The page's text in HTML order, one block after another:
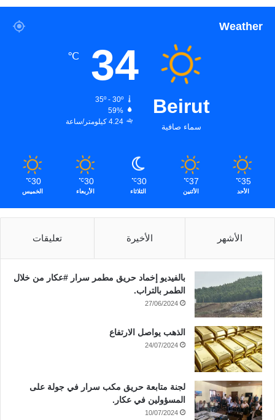
Weather
Beirut
سماء صافية
34
℃
35º - 30º
59%
4.24 كيلومتر/ساعة
35
℃
الأحد
37
℃
الأثنين
30
℃
الثلاثاء
30
℃
الأربعاء
30
℃
الخميس
الأشهر الأخيرة تعليقات
بالفيديو إخماد حريق مطمر سرار #عكار من خلال
الطمر بالتراب.
27/06/2024
الذهب يواصل الارتفاع
24/07/2024
لجنة متابعة حريق مكب سرار في جولة على
المسؤولين في عكار.
10/07/2024